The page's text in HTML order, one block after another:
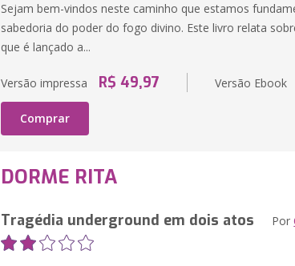
Sejam bem-vindos neste caminho que estamos
sabedoria do poder do fogo divino. Este livro relata
que é lançado a...
Versão impressa R$ 49,97 Versão Ebook
Comprar
DORME RITA
Tragédia underground em dois atos Por